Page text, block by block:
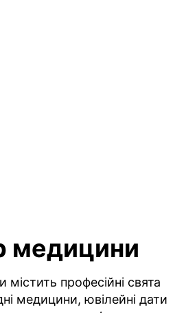
медицини
професійні свята
медицини, ювілейні дати